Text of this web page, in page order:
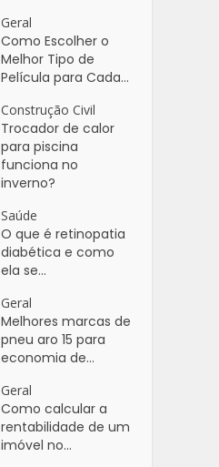
Geral
Como Escolher o
Melhor Tipo de
Película para Cada...
Construção Civil
Trocador de calor
para piscina
funciona no
inverno?
Saúde
O que é retinopatia
diabética e como
ela se...
Geral
Melhores marcas de
pneu aro 15 para
economia de...
Geral
Como calcular a
rentabilidade de um
imóvel no...